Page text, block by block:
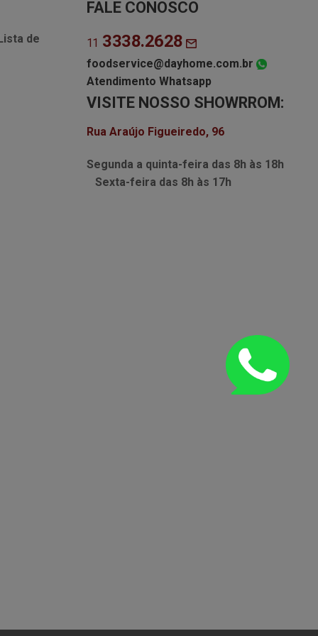
de
FALE CONOSCO
11 3338.2628
foodservice@dayhome.com.br
Atendimento Whatsapp
VISITE NOSSO SHOWRROM:
Rua Araújo Figueiredo, 96
Segunda a quinta-feira das 8h às 18h
Sexta-feira das 8h às 17h